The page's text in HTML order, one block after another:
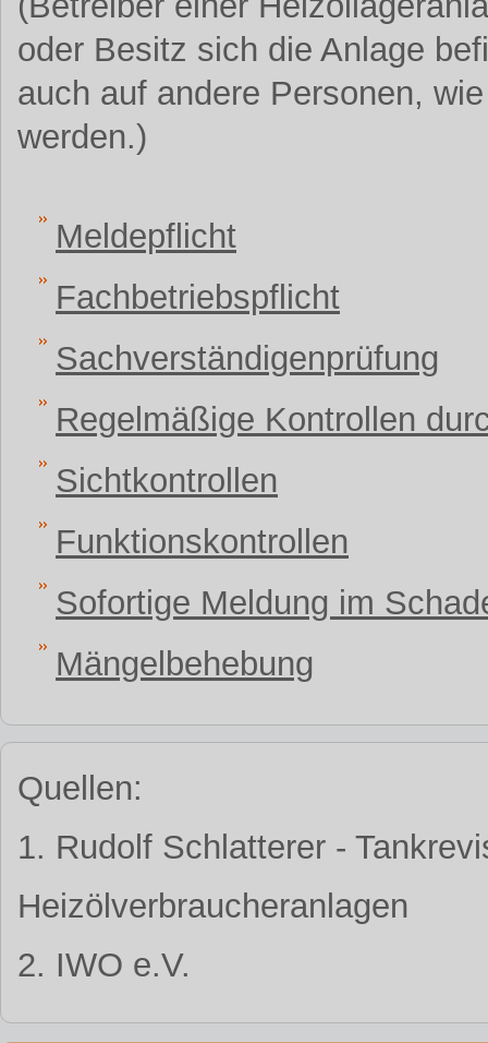
oder Besitz sich die Anlage
auch auf andere Personen,
werden.)
Meldepflicht
Fachbetriebspflicht
Sachverständigenprüfung
Regelmäßige Kontrollen
Sichtkontrollen
Funktionskontrollen
Sofortige Meldung im
Mängelbehebung
Quellen:
1. Rudolf Schlatterer -
Heizölverbraucheranlagen
2. IWO e.V.